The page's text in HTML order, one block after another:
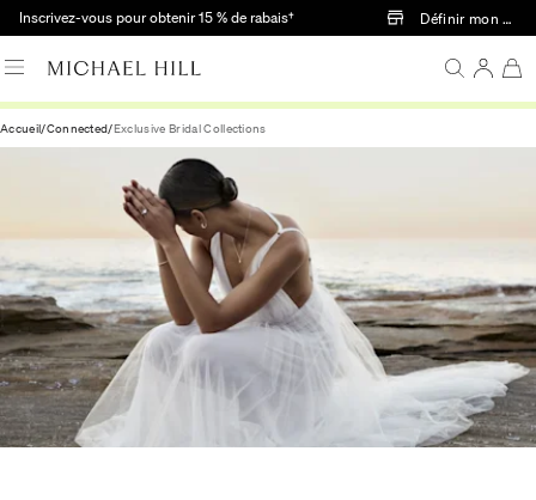
Passer au contenu principal
Inscrivez-vous pour obtenir 15 % de rabais† Définir mon
Accueil/Connected/Exclusive Bridal Collections